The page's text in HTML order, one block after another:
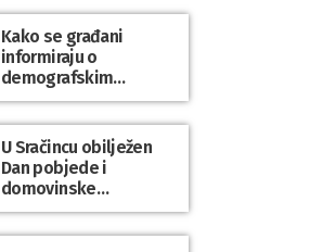
Kako se građani
informiraju o
demografskim
mjerama? Sudjelujte u
istraživanju!
U Sračincu obilježen
Dan pobjede i
domovinske
zahvalnosti te Dan
hrvatskih branitelja